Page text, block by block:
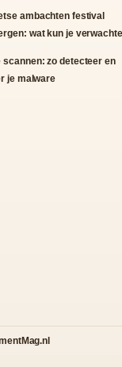
ambachten festival
wat kun je
scannen: zo detecteer en
je malware